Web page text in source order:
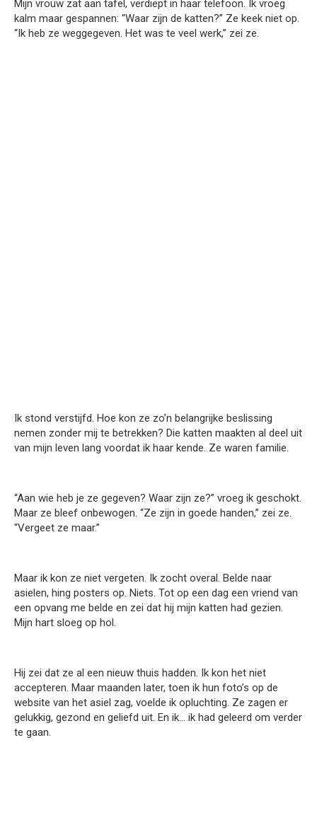
Mijn vrouw zat aan tafel, verdiept in haar telefoon. Ik vroeg
kalm maar gespannen: “Waar zijn de katten?” Ze keek niet op.
“Ik heb ze weggegeven. Het was te veel werk,” zei ze.
Ik stond verstijfd. Hoe kon ze zo’n belangrijke beslissing
nemen zonder mij te betrekken? Die katten maakten al deel uit
van mijn leven lang voordat ik haar kende. Ze waren familie.
“Aan wie heb je ze gegeven? Waar zijn ze?” vroeg ik geschokt.
Maar ze bleef onbewogen. “Ze zijn in goede handen,” zei ze.
“Vergeet ze maar.”
Maar ik kon ze niet vergeten. Ik zocht overal. Belde naar
asielen, hing posters op. Niets. Tot op een dag een vriend van
een opvang me belde en zei dat hij mijn katten had gezien.
Mijn hart sloeg op hol.
Hij zei dat ze al een nieuw thuis hadden. Ik kon het niet
accepteren. Maar maanden later, toen ik hun foto’s op de
website van het asiel zag, voelde ik opluchting. Ze zagen er
gelukkig, gezond en geliefd uit. En ik… ik had geleerd om verder
te gaan.